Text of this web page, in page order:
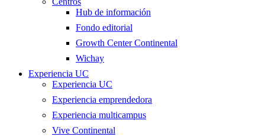
Hub de información
Fondo editorial
Growth Center Continental
Wichay
Experiencia UC
Experiencia UC
Experiencia emprendedora
Experiencia multicampus
Vive Continental